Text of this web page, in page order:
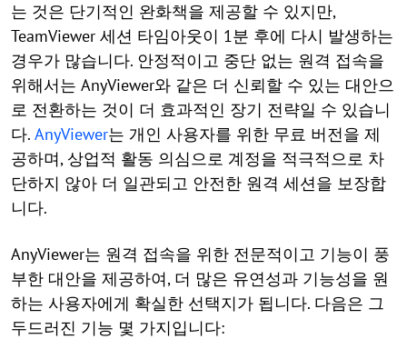
는 것은 단기적인 완화책을 제공할 수 있지만,
TeamViewer 세션 타임아웃이 1분 후에 다시 발생하는
경우가 많습니다. 안정적이고 중단 없는 원격 접속을
위해서는 AnyViewer와 같은 더 신뢰할 수 있는 대안으
로 전환하는 것이 더 효과적인 장기 전략일 수 있습니
다. AnyViewer는 개인 사용자를 위한 무료 버전을 제
공하며, 상업적 활동 의심으로 계정을 적극적으로 차
단하지 않아 더 일관되고 안전한 원격 세션을 보장합
니다.
AnyViewer는 원격 접속을 위한 전문적이고 기능이 풍
부한 대안을 제공하여, 더 많은 유연성과 기능성을 원
하는 사용자에게 확실한 선택지가 됩니다. 다음은 그
두드러진 기능 몇 가지입니다: